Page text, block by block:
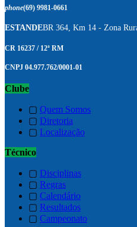
phone(69) 9981-0661
ESTANDEBR 364, Km 14 - Zona
CR 16237 / 12ª RM
CNPJ 04.977.762/0001-01
Clube
▢ Quem Somos
▢ Diretoria
▢ Localização
Técnico
▢ Disciplinas
▢ Regras
▢ Calendário
▢ Resultados
▢ Campeonato